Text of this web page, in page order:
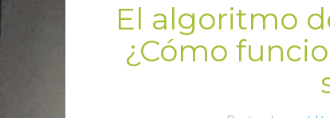
El algoritmo
¿Cómo